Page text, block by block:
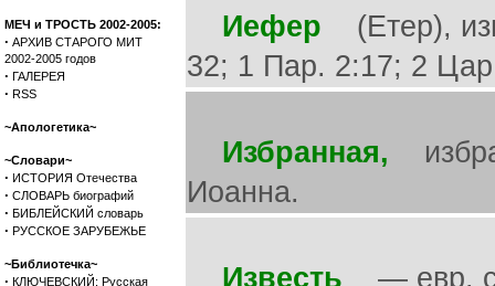
МЕЧ и ТРОСТЬ 2002-2005:
· АРХИВ СТАРОГО МИТ
2002-2005 годов
· ГАЛЕРЕЯ
· RSS
~Апологетика~
~Словари~
· ИСТОРИЯ Отечества
· СЛОВАРЬ биографий
· БИБЛЕЙСКИЙ словарь
· РУССКОЕ ЗАРУБЕЖЬЕ
~Библиотечка~
· КЛЮЧЕВСКИЙ: Русская
Иефер (Етер),
32; 1 Пар. 2:17; 2
Избранная,
Иоанна.
Известь — евр.